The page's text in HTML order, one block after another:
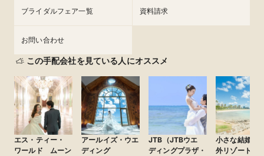
ブライダルフェア一覧 資料請求
お問い合わせ
この手配会社を見ている人にオススメ
エス・ティー・
ワールド ムーン
アールイズ・ウエ
ディング
JTB（JTBウエ
ディングプラザ・
小さな結婚
外リゾート